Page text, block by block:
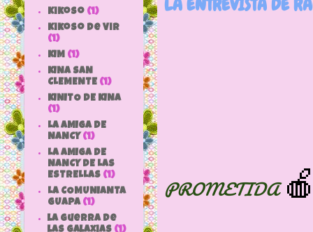
PROMETIDA
Kikoso (1)
Kikoso de Vir
(1)
KIM (1)
KINA SAN
CLEMENTE (1)
KINITO DE KINA
(1)
LA AMIGA DE
NANCY (1)
LA AMIGA DE
NANCY DE LAS
ESTRELLAS (1)
LA COMUNIANTA
GUAPA (1)
la guerra de
las galaxias (1)